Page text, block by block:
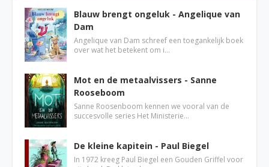
Blauw brengt ongeluk - Angelique van
Dam
Angelique van Dam schreef een toegankelijk boek
over wat het betekent om i…
Mot en de metaalvissers - Sanne
Rooseboom
Sanne Roosenboom kennen we vooral van de
succesvolle series Het Ministerie…
De kleine kapitein - Paul Biegel
In 1972 kreeg Paul Biegel een Gouden Griffel voor